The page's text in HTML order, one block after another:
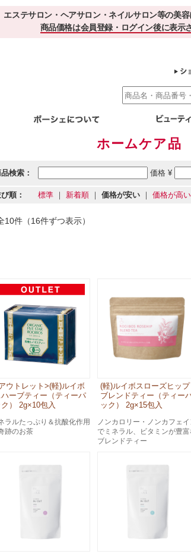
ステサロン・ヘアサロン・ネイルサロン等の美
商品価格は会員登録・ログイン後に表示
・保湿 その他
スキンケア
ヘアケア＆ボディケア
ゲル化粧品のこだわり
ホームケア品
検索： 価格 ¥
順： 標準 ｜ 新着順 ｜ 価格が安い ｜ 価格が高い
10件（16件ずつ表示）
ウトレット>(軽)ルイボ
ハーブティー（ティーパ
ク） 2g×10包入
ラルたっぷり＆抗酸化作用
跡のお茶
(軽)ルイボスローズヒップ
ブレンドティー（ティー
ック） 2g×15包入
ノンカロリー・ノンカフェイ
でミネラル、ビタミンが豊富
ブレンドティー